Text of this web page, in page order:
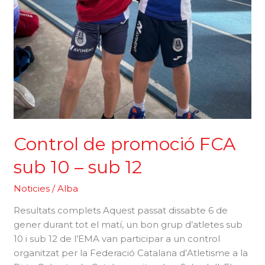
Control de promoció FCA
sub 10 – sub 12
Noticies /Alba
Resultats complets Aquest passat dissabte 6 de
gener durant tot el matí, un bon grup d’atletes sub
10 i sub 12 de l’EMA van participar a un control
organitzat per la Federació Catalana d’Atletisme a la